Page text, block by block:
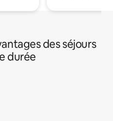
des séjours
durée